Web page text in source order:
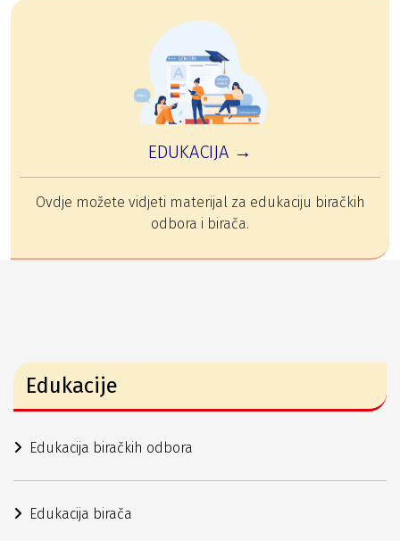
EDUKACIJA →
Ovdje možete vidjeti materijal za edukaciju biračkih
odbora i birača.
Edukacije
Edukacija biračkih odbora
Edukacija birača